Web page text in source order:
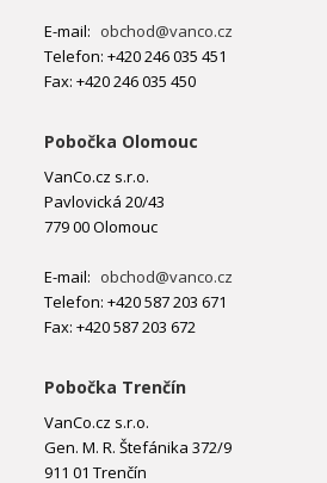
E-mail: obchod@vanco.cz
Telefon: +420 246 035 451
Fax: +420 246 035 450
Pobočka Olomouc
VanCo.cz s.r.o.
Pavlovická 20/43
779 00 Olomouc
E-mail: obchod@vanco.cz
Telefon: +420 587 203 671
Fax: +420 587 203 672
Pobočka Trenčín
VanCo.cz s.r.o.
Gen. M. R. Štefánika 372/9
911 01 Trenčín